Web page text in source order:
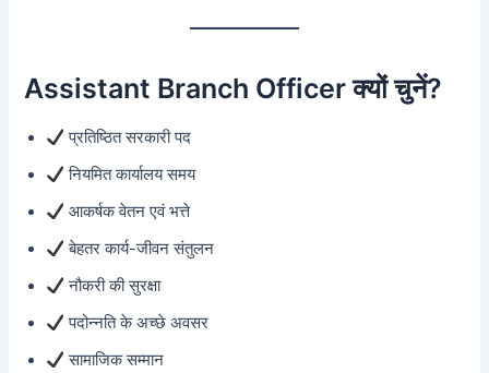
Assistant Branch Officer क्यों चुनें?
प्रतिष्ठित सरकारी पद
नियमित कार्यालय समय
आकर्षक वेतन एवं भत्ते
बेहतर कार्य-जीवन संतुलन
नौकरी की सुरक्षा
पदोन्नति के अच्छे अवसर
सामाजिक सम्मान